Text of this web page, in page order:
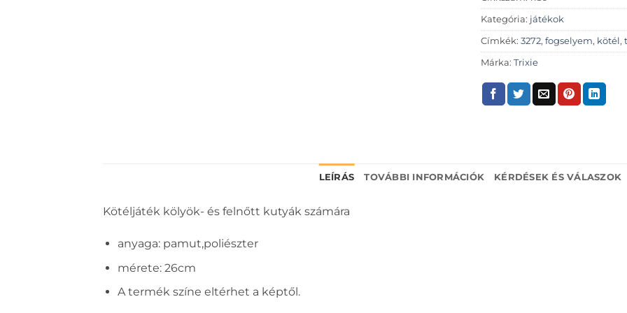
Kategória: játékok
Címkék: 3272, fogselyem, kötél,
Márka: Trixie
LEÍRÁS TOVÁBBI INFORMÁCIÓK KÉRDÉSEK ÉS VÁLASZOK
Kötéljáték kölyök- és felnőtt kutyák számára
anyaga: pamut,poliészter
mérete: 26cm
A termék színe eltérhet a képtől.